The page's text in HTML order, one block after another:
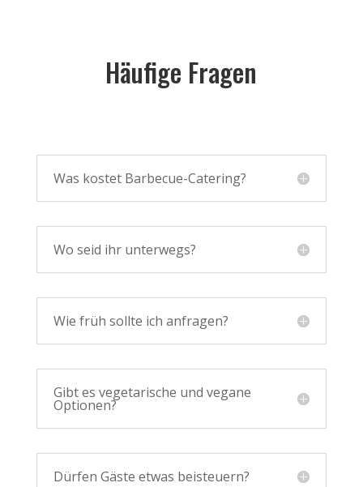
Häufige Fragen
Was kostet Barbecue-Catering?
Wo seid ihr unterwegs?
Wie früh sollte ich anfragen?
Gibt es vegetarische und vegane
Optionen?
Dürfen Gäste etwas beisteuern?